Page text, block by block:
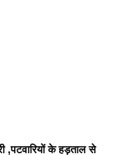
,पटवारियों के हड़ताल से